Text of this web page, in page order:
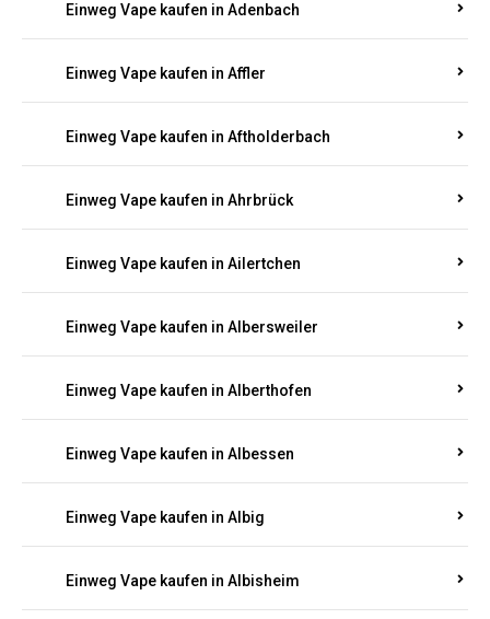
Einweg Vape kaufen in Adenbach
Einweg Vape kaufen in Affler
Einweg Vape kaufen in Aftholderbach
Einweg Vape kaufen in Ahrbrück
Einweg Vape kaufen in Ailertchen
Einweg Vape kaufen in Albersweiler
Einweg Vape kaufen in Alberthofen
Einweg Vape kaufen in Albessen
Einweg Vape kaufen in Albig
Einweg Vape kaufen in Albisheim